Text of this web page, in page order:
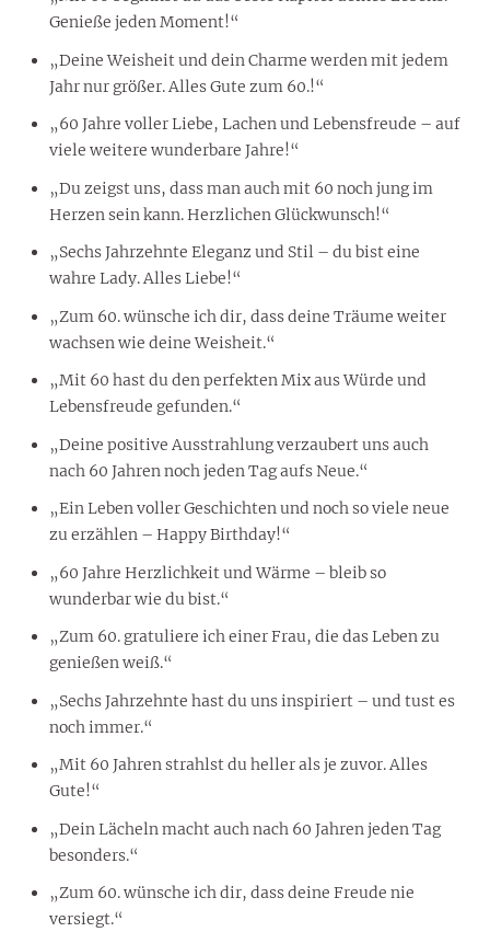
Genieße jeden Moment!“
„Deine Weisheit und dein Charme werden mit jedem
Jahr nur größer. Alles Gute zum 60.!“
„60 Jahre voller Liebe, Lachen und Lebensfreude – auf
viele weitere wunderbare Jahre!“
„Du zeigst uns, dass man auch mit 60 noch jung im
Herzen sein kann. Herzlichen Glückwunsch!“
„Sechs Jahrzehnte Eleganz und Stil – du bist eine
wahre Lady. Alles Liebe!“
„Zum 60. wünsche ich dir, dass deine Träume weiter
wachsen wie deine Weisheit.“
„Mit 60 hast du den perfekten Mix aus Würde und
Lebensfreude gefunden.“
„Deine positive Ausstrahlung verzaubert uns auch
nach 60 Jahren noch jeden Tag aufs Neue.“
„Ein Leben voller Geschichten und noch so viele neue
zu erzählen – Happy Birthday!“
„60 Jahre Herzlichkeit und Wärme – bleib so
wunderbar wie du bist.“
„Zum 60. gratuliere ich einer Frau, die das Leben zu
genießen weiß.“
„Sechs Jahrzehnte hast du uns inspiriert – und tust es
noch immer.“
„Mit 60 Jahren strahlst du heller als je zuvor. Alles
Gute!“
„Dein Lächeln macht auch nach 60 Jahren jeden Tag
besonders.“
„Zum 60. wünsche ich dir, dass deine Freude nie
versiegt.“